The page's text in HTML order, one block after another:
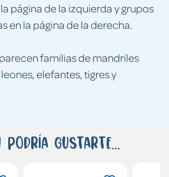
página de la izquierda y grupos
en la página de la derecha.
familias de mandriles
elefantes, tigres y
podría gustarte...